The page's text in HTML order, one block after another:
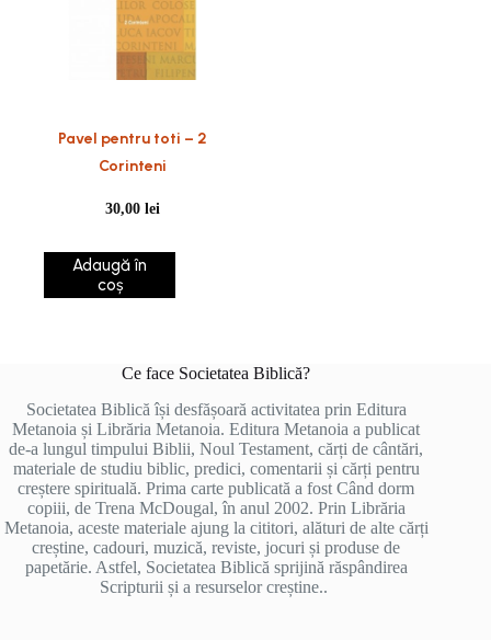
Pavel pentru toti – 2
Corinteni
30,00lei
Adaugă în
coș
Ce face Societatea Biblică?
Societatea Biblică își desfășoară activitatea prin Editura
Metanoia și Librăria Metanoia. Editura Metanoia a publicat
de-a lungul timpului Biblii, Noul Testament, cărți de cântări,
materiale de studiu biblic, predici, comentarii și cărți pentru
creștere spirituală. Prima carte publicată a fost Când dorm
copiii, de Trena McDougal, în anul 2002. Prin Librăria
Metanoia, aceste materiale ajung la cititori, alături de alte cărți
creștine, cadouri, muzică, reviste, jocuri și produse de
papetărie. Astfel, Societatea Biblică sprijină răspândirea
Scripturii și a resurselor creștine..